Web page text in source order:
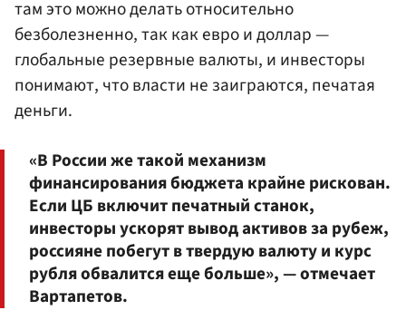
там это можно делать относительно
безболезненно, так как евро и доллар —
глобальные резервные валюты, и инвесторы
понимают, что власти не заиграются, печатая
деньги.
«В России же такой механизм
финансирования бюджета крайне рискован.
Если ЦБ включит печатный станок,
инвесторы ускорят вывод активов за рубеж,
россияне побегут в твердую валюту и курс
рубля обвалится еще больше», — отмечает
Вартапетов.